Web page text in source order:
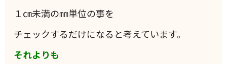
１㎝未満の㎜単位の事を
チェックするだけになると考えています。
それよりも